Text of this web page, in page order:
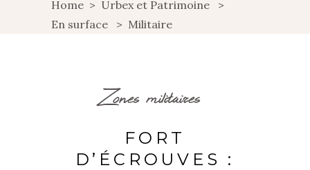
Home > Urbex et Patrimoine
>
En surface
> Militaire
Zones militaires
FORT
D’ÉCROUVES :